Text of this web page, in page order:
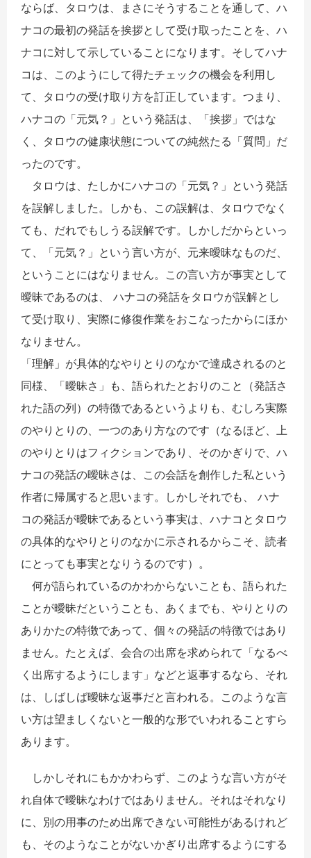
ならば、タロウは、まさにそうすることを通して、ハ
ナコの最初の発話を挨拶として受け取ったことを、ハ
ナコに対して示していることになります。そしてハナ
コは、このようにして得たチェックの機会を利用し
て、タロウの受け取り方を訂正しています。つまり、
ハナコの「元気？」という発話は、「挨拶」ではな
く、タロウの健康状態についての純然たる「質問」だ
ったのです。
タロウは、たしかにハナコの「元気？」という発話
を誤解しました。しかも、この誤解は、タロウでなく
ても、だれでもしうる誤解です。しかしだからといっ
て、「元気？」という言い方が、元来曖昧なものだ、
ということにはなりません。この言い方が事実として
曖昧であるのは、 ハナコの発話をタロウが誤解とし
て受け取り、実際に修復作業をおこなったからにほか
なりません。
「理解」が具体的なやりとりのなかで達成されるのと
同様、「曖昧さ」も、語られたとおりのこと（発話さ
れた語の列）の特徴であるというよりも、むしろ実際
のやりとりの、一つのあり方なのです（なるほど、上
のやりとりはフィクションであり、そのかぎりで、ハ
ナコの発話の曖昧さは、この会話を創作した私という
作者に帰属すると思います。しかしそれでも、 ハナ
コの発話が曖昧であるという事実は、ハナコとタロウ
の具体的なやりとりのなかに示されるからこそ、読者
にとっても事実となりうるのです）。
何が語られているのかわからないことも、語られた
ことが曖昧だということも、あくまでも、やりとりの
ありかたの特徴であって、個々の発話の特徴ではあり
ません。たとえば、会合の出席を求められて「なるべ
く出席するようにします」などと返事するなら、それ
は、しばしば曖昧な返事だと言われる。このような言
い方は望ましくないと一般的な形でいわれることすら
あります。
しかしそれにもかかわらず、このような言い方がそ
れ自体で曖昧なわけではありません。それはそれなり
に、別の用事のため出席できない可能性があるけれど
も、そのようなことがないかぎり出席するようにする